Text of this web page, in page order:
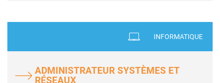
ADMINISTRATEUR SYSTÈMES ET
RÉSEAUX
INFORMATIQUE